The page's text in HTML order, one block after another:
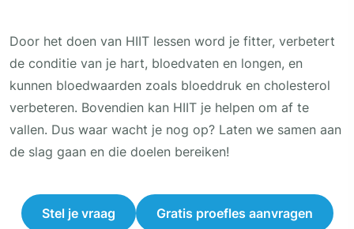
Door het doen van HIIT lessen word je fitter, verbetert
de conditie van je hart, bloedvaten en longen, en
kunnen bloedwaarden zoals bloeddruk en cholesterol
verbeteren. Bovendien kan HIIT je helpen om af te
vallen. Dus waar wacht je nog op? Laten we samen aan
de slag gaan en die doelen bereiken!
Stel je vraag Gratis proefles aanvragen